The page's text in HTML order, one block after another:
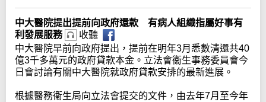
中大醫院提出提前向政府還款 有病人組織指屬好事有
利發展服務
收聽
中大醫院早前向政府提出，提前在明年3月悉數清還共40
億3千多萬元的政府貸款本金。立法會衞生事務委員會今
日會討論有關中大醫院就政府貸款安排的最新進展。
根據醫務衞生局向立法會提交的文件，由去年7月至今年